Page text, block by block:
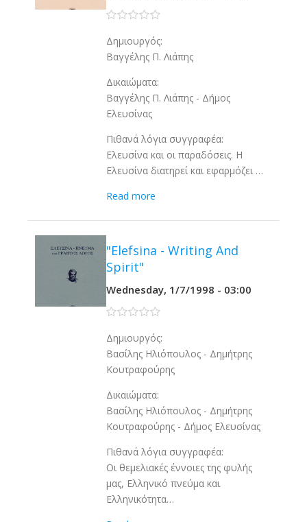
0 stars
Δημιουργός:
Βαγγέλης Π. Λιάπης
Δικαιώματα:
Βαγγέλης Π. Λιάπης - Δήμος
Ελευσίνας
Πιθανά λόγια συγγραφέα:
Ελευσίνα και οι παραδόσεις. Η
Ελευσίνα διατηρεί και εφαρμόζει …
Read more
"Elefsina - Writing And
Spirit"
Wednesday, 1/7/1998 - 03:00
0 stars
Δημιουργός:
Βασίλης Ηλιόπουλος - Δημήτρης
Κουτραφούρης
Δικαιώματα:
Βασίλης Ηλιόπουλος - Δημήτρης
Κουτραφούρης - Δήμος Ελευσίνας
Πιθανά λόγια συγγραφέα:
Οι θεμελιακές έννοιες της φυλής
μας, Ελληνικό πνεύμα και
Ελληνικότητα…